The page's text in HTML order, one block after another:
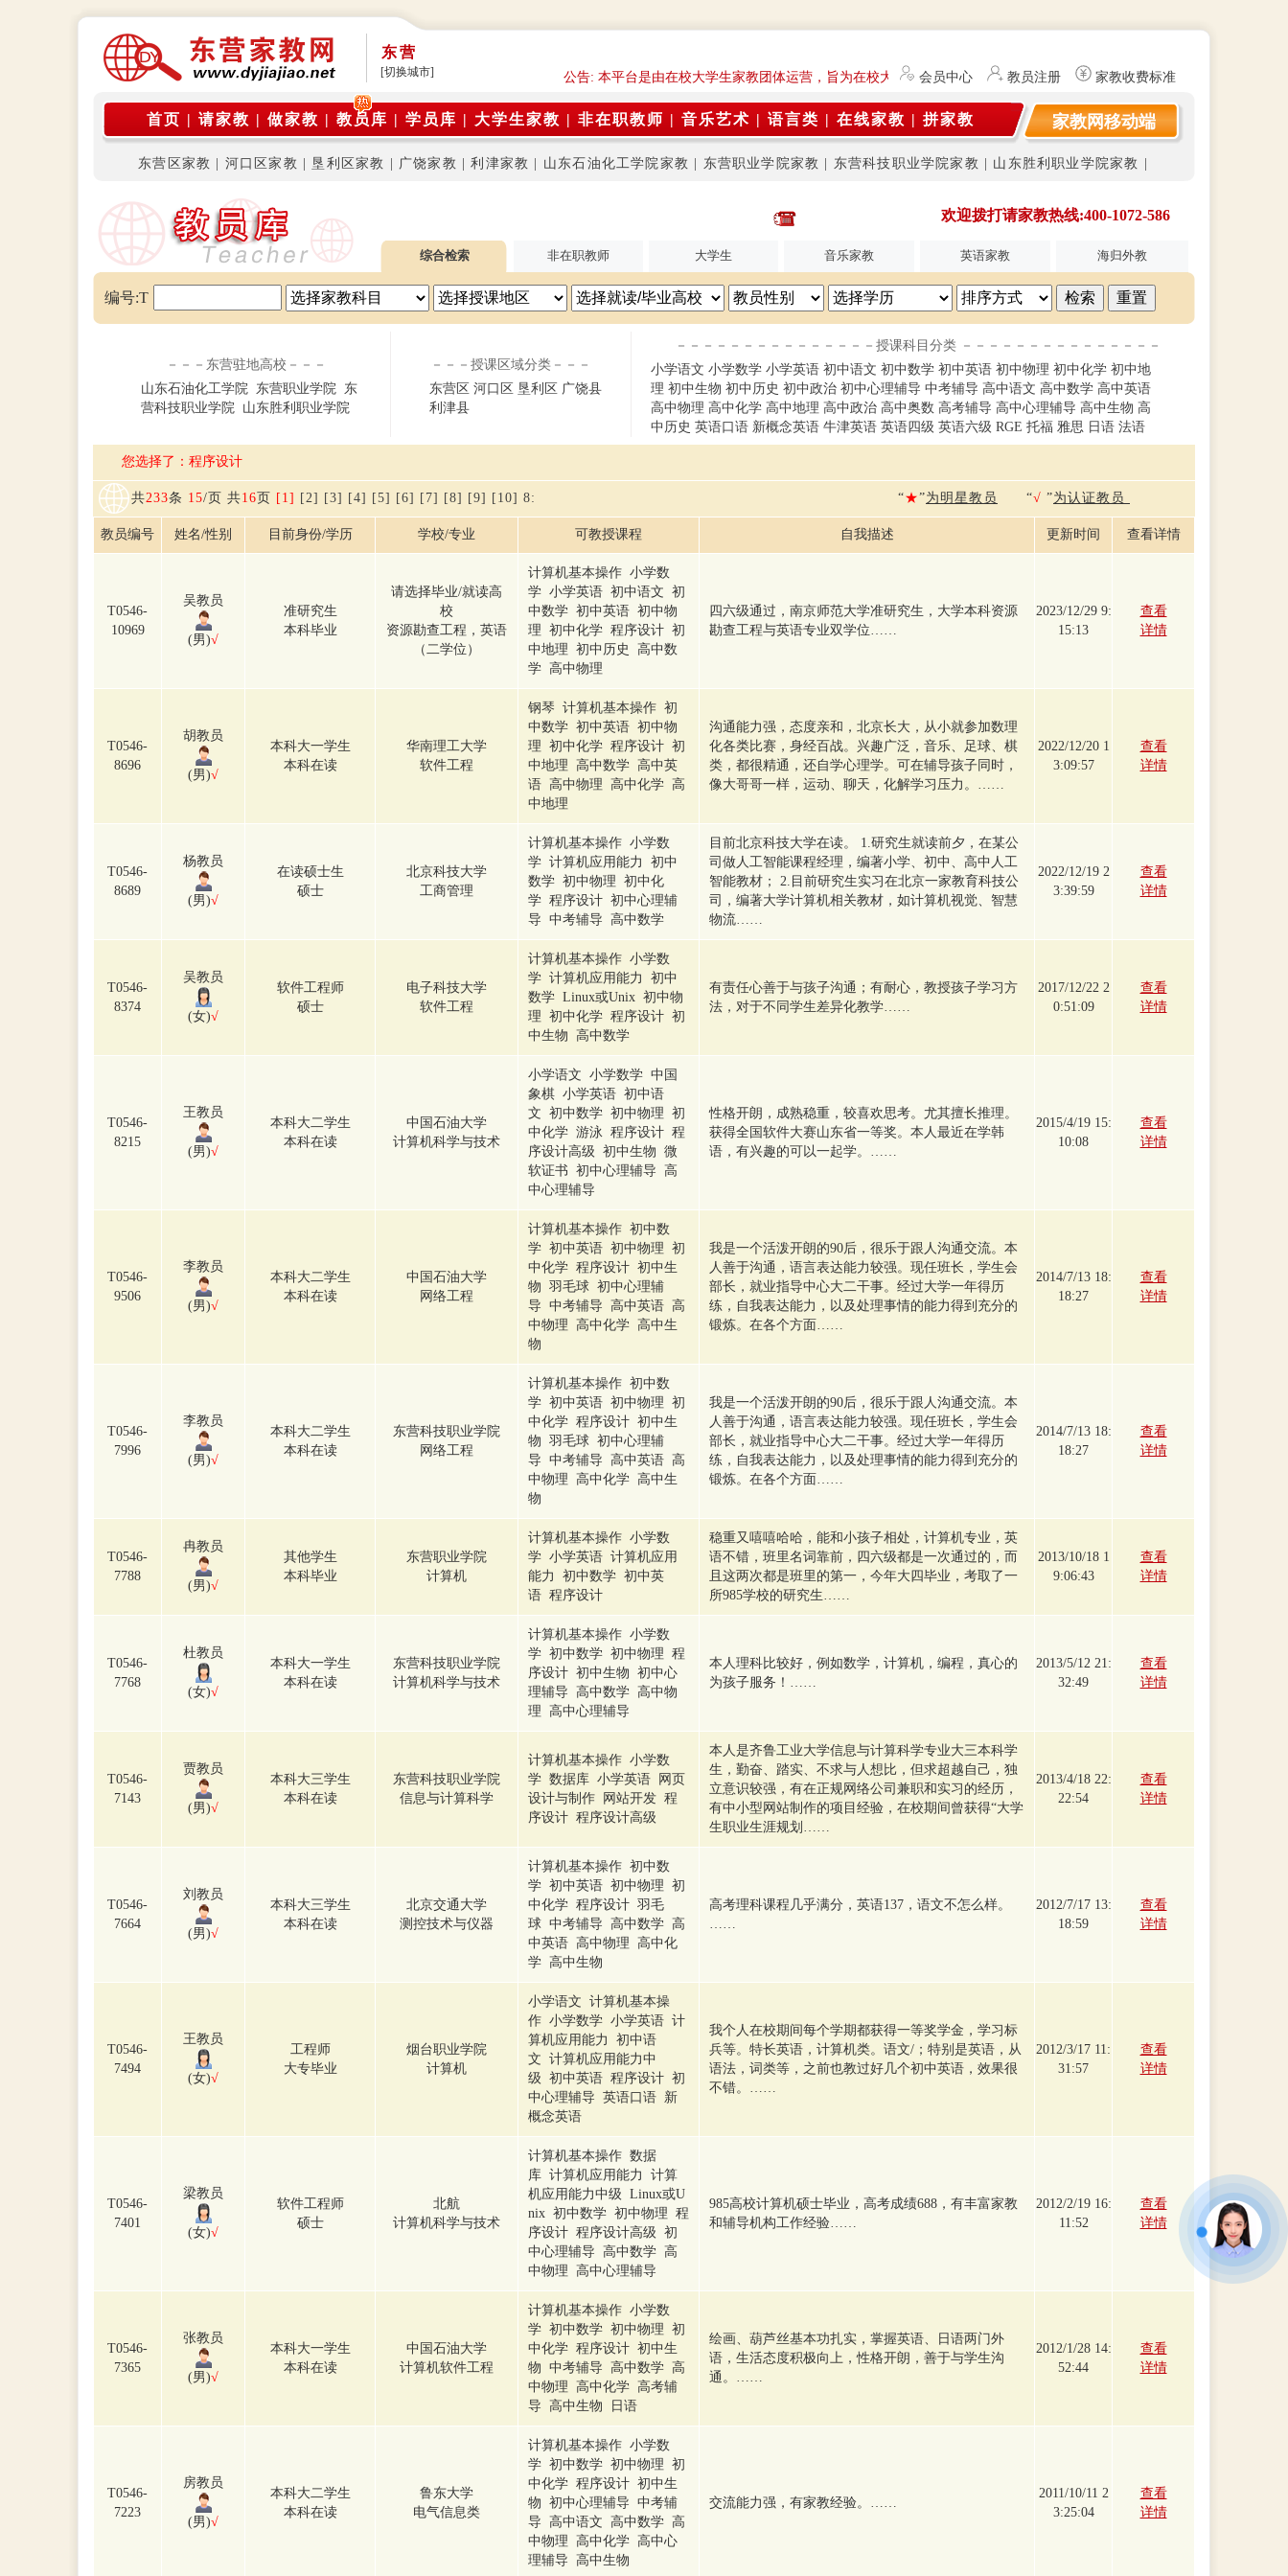
东营
[切换城市] 公告: 本平台是由在校大学生家教团体运营，旨为在校大学生及研究生（持有教师资格证）提供勤工俭学、社会实践兼职
会员中心 教员注册 家教收费标准
首页 | 请家教 | 做家教 | 教员库 | 学员库 | 大学生家教 | 非在职教师 | 音乐艺术 | 语言类 | 在线家教 | 拼家教 家教网移动端
东营区家教 河口区家教 垦利区家教 广饶家教 |利津家教 山东石油化工学院家教 东营职业学院家教 东营科技职业学院家教 山东胜利职业学院家教
欢迎拨打请家教热线:400-1072-586
综合检索 非在职教师 大学生 音乐家教 英语家教 海归外教
编号:T
－－－东营驻地高校－－－
山东石油化工学院 东营职业学院 东
营科技职业学院 山东胜利职业学院
－－－授课区域分类－－－
东营区 河口区 垦利区 广饶县
利津县
－－－－－－－－－－－－－－－授课科目分类 －－－－－－－－－－－－－－－
小学语文 小学数学 小学英语 初中语文 初中数学 初中英语 初中物理 初中化学 初中地
理 初中生物 初中历史 初中政治 初中心理辅导 中考辅导 高中语文 高中数学 高中英语
高中物理 高中化学 高中地理 高中政治 高中奥数 高考辅导 高中心理辅导 高中生物 高
中历史 英语口语 新概念英语 牛津英语 英语四级 英语六级 RGE 托福 雅思 日语 法语
您选择了：程序设计
共233条 15/页 共16页 [1] [2] [3] [4] [5] [6] [7] [8] [9] [10] 8: “★”为明星教员 “√ ”为认证教员
教员编号 姓名/性别 目前身份/学历 学校/专业 可教授课程 自我描述 更新时间 查看详情
T0546-
10969
吴教员
(男)√
准研究生
本科毕业
请选择毕业/就读高
校
资源勘查工程，英语
（二学位）
计算机基本操作 小学数
学 小学英语 初中语文 初
中数学 初中英语 初中物
理 初中化学 程序设计 初
中地理 初中历史 高中数
学 高中物理
四六级通过，南京师范大学准研究生，大学本科资源
勘查工程与英语专业双学位……
2023/12/29 9:
15:13
查看
详情
T0546-
8696
胡教员
(男)√
本科大一学生
本科在读
华南理工大学
软件工程
钢琴 计算机基本操作 初
中数学 初中英语 初中物
理 初中化学 程序设计 初
中地理 高中数学 高中英
语 高中物理 高中化学 高
中地理
沟通能力强，态度亲和，北京长大，从小就参加数理
化各类比赛，身经百战。兴趣广泛，音乐、足球、棋
类，都很精通，还自学心理学。可在辅导孩子同时，
像大哥哥一样，运动、聊天，化解学习压力。……
2022/12/20 1
3:09:57
查看
详情
T0546-
8689
杨教员
(男)√
在读硕士生
硕士
北京科技大学
工商管理
计算机基本操作 小学数
学 计算机应用能力 初中
数学 初中物理 初中化
学 程序设计 初中心理辅
导 中考辅导 高中数学
目前北京科技大学在读。 1.研究生就读前夕，在某公
司做人工智能课程经理，编著小学、初中、高中人工
智能教材； 2.目前研究生实习在北京一家教育科技公
司，编著大学计算机相关教材，如计算机视觉、智慧
物流……
2022/12/19 2
3:39:59
查看
详情
T0546-
8374
吴教员
(女)√
软件工程师
硕士
电子科技大学
软件工程
计算机基本操作 小学数
学 计算机应用能力 初中
数学 Linux或Unix 初中物
理 初中化学 程序设计 初
中生物 高中数学
有责任心善于与孩子沟通；有耐心，教授孩子学习方
法，对于不同学生差异化教学……
2017/12/22 2
0:51:09
查看
详情
T0546-
8215
王教员
(男)√
本科大二学生
本科在读
中国石油大学
计算机科学与技术
小学语文 小学数学 中国
象棋 小学英语 初中语
文 初中数学 初中物理 初
中化学 游泳 程序设计 程
序设计高级 初中生物 微
软证书 初中心理辅导 高
中心理辅导
性格开朗，成熟稳重，较喜欢思考。尤其擅长推理。
获得全国软件大赛山东省一等奖。本人最近在学韩
语，有兴趣的可以一起学。……
2015/4/19 15:
10:08
查看
详情
T0546-
9506
李教员
(男)√
本科大二学生
本科在读
中国石油大学
网络工程
计算机基本操作 初中数
学 初中英语 初中物理 初
中化学 程序设计 初中生
物 羽毛球 初中心理辅
导 中考辅导 高中英语 高
中物理 高中化学 高中生
物
我是一个活泼开朗的90后，很乐于跟人沟通交流。本
人善于沟通，语言表达能力较强。现任班长，学生会
部长，就业指导中心大二干事。经过大学一年得历
练，自我表达能力，以及处理事情的能力得到充分的
锻炼。在各个方面……
2014/7/13 18:
18:27
查看
详情
T0546-
7996
李教员
(男)√
本科大二学生
本科在读
东营科技职业学院
网络工程
计算机基本操作 初中数
学 初中英语 初中物理 初
中化学 程序设计 初中生
物 羽毛球 初中心理辅
导 中考辅导 高中英语 高
中物理 高中化学 高中生
物
我是一个活泼开朗的90后，很乐于跟人沟通交流。本
人善于沟通，语言表达能力较强。现任班长，学生会
部长，就业指导中心大二干事。经过大学一年得历
练，自我表达能力，以及处理事情的能力得到充分的
锻炼。在各个方面……
2014/7/13 18:
18:27
查看
详情
T0546-
7788
冉教员
(男)√
其他学生
本科毕业
东营职业学院
计算机
计算机基本操作 小学数
学 小学英语 计算机应用
能力 初中数学 初中英
语 程序设计
稳重又嘻嘻哈哈，能和小孩子相处，计算机专业，英
语不错，班里名词靠前，四六级都是一次通过的，而
且这两次都是班里的第一，今年大四毕业，考取了一
所985学校的研究生……
2013/10/18 1
9:06:43
查看
详情
T0546-
7768
杜教员
(女)√
本科大一学生
本科在读
东营科技职业学院
计算机科学与技术
计算机基本操作 小学数
学 初中数学 初中物理 程
序设计 初中生物 初中心
理辅导 高中数学 高中物
理 高中心理辅导
本人理科比较好，例如数学，计算机，编程，真心的
为孩子服务！……
2013/5/12 21:
32:49
查看
详情
T0546-
7143
贾教员
(男)√
本科大三学生
本科在读
东营科技职业学院
信息与计算科学
计算机基本操作 小学数
学 数据库 小学英语 网页
设计与制作 网站开发 程
序设计 程序设计高级
本人是齐鲁工业大学信息与计算科学专业大三本科学
生，勤奋、踏实、不求与人想比，但求超越自己，独
立意识较强，有在正规网络公司兼职和实习的经历，
有中小型网站制作的项目经验，在校期间曾获得“大学
生职业生涯规划……
2013/4/18 22:
22:54
查看
详情
T0546-
7664
刘教员
(男)√
本科大三学生
本科在读
北京交通大学
测控技术与仪器
计算机基本操作 初中数
学 初中英语 初中物理 初
中化学 程序设计 羽毛
球 中考辅导 高中数学 高
中英语 高中物理 高中化
学 高中生物
高考理科课程几乎满分，英语137，语文不怎么样。
……
2012/7/17 13:
18:59
查看
详情
T0546-
7494
王教员
(女)√
工程师
大专毕业
烟台职业学院
计算机
小学语文 计算机基本操
作 小学数学 小学英语 计
算机应用能力 初中语
文 计算机应用能力中
级 初中英语 程序设计 初
中心理辅导 英语口语 新
概念英语
我个人在校期间每个学期都获得一等奖学金，学习标
兵等。特长英语，计算机类。语文/；特别是英语，从
语法，词类等，之前也教过好几个初中英语，效果很
不错。……
2012/3/17 11:
31:57
查看
详情
T0546-
7401
梁教员
(女)√
软件工程师
硕士
北航
计算机科学与技术
计算机基本操作 数据
库 计算机应用能力 计算
机应用能力中级 Linux或U
nix 初中数学 初中物理 程
序设计 程序设计高级 初
中心理辅导 高中数学 高
中物理 高中心理辅导
985高校计算机硕士毕业，高考成绩688，有丰富家教
和辅导机构工作经验……
2012/2/19 16:
11:52
查看
详情
T0546-
7365
张教员
(男)√
本科大一学生
本科在读
中国石油大学
计算机软件工程
计算机基本操作 小学数
学 初中数学 初中物理 初
中化学 程序设计 初中生
物 中考辅导 高中数学 高
中物理 高中化学 高考辅
导 高中生物 日语
绘画、葫芦丝基本功扎实，掌握英语、日语两门外
语，生活态度积极向上，性格开朗，善于与学生沟
通。……
2012/1/28 14:
52:44
查看
详情
T0546-
7223
房教员
(男)√
本科大二学生
本科在读
鲁东大学
电气信息类
计算机基本操作 小学数
学 初中数学 初中物理 初
中化学 程序设计 初中生
物 初中心理辅导 中考辅
导 高中语文 高中数学 高
中物理 高中化学 高中心
理辅导 高中生物
交流能力强，有家教经验。……
2011/10/11 2
3:25:04
查看
详情